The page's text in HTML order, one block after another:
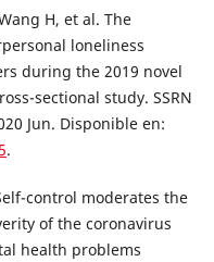
H, et al. The
loneliness
during the 2019 novel
sectional study. SSRN
Jun. Disponible en:
.
control moderates the
of the coronavirus
health problems